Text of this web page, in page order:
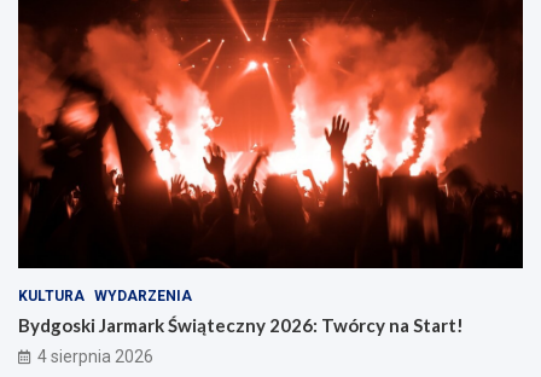
KULTURA WYDARZENIA
Bydgoski Jarmark Świąteczny 2026: Twórcy na Start!
4 sierpnia 2026